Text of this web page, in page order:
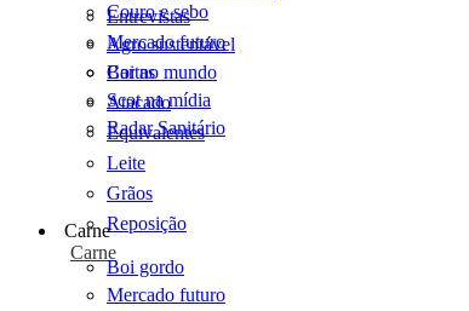
Entrevistas
Agro sustentável
Cartas
Scot na mídia
Radar Sanitário
Couro e sebo
Mercado futuro
Boi no mundo
Atacado
Equivalentes
Leite
Grãos
Reposição
Carne
Carne
Boi gordo
Mercado futuro